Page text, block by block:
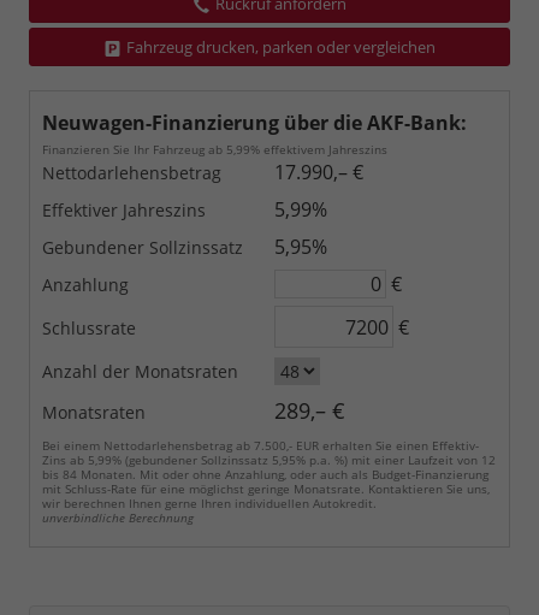
Fahrzeug drucken, parken oder vergleichen
Neuwagen-Finanzierung über die AKF-Bank:
Finanzieren Sie Ihr Fahrzeug ab 5,99% effektivem Jahreszins
Nettodarlehensbetrag 17.990,– €
Effektiver Jahreszins 5,99%
Gebundener Sollzinssatz 5,95%
Anzahlung €
Schlussrate €
Anzahl der Monatsraten
Monatsraten
289,– €
Bei einem Nettodarlehensbetrag ab 7.500,- EUR erhalten Sie einen Effektiv-
Zins ab 5,99% (gebundener Sollzinssatz 5,95% p.a. %) mit einer Laufzeit von 12
bis 84 Monaten. Mit oder ohne Anzahlung, oder auch als Budget-Finanzierung
mit Schluss-Rate für eine möglichst geringe Monatsrate. Kontaktieren Sie uns,
wir berechnen Ihnen gerne Ihren individuellen Autokredit.
unverbindliche Berechnung